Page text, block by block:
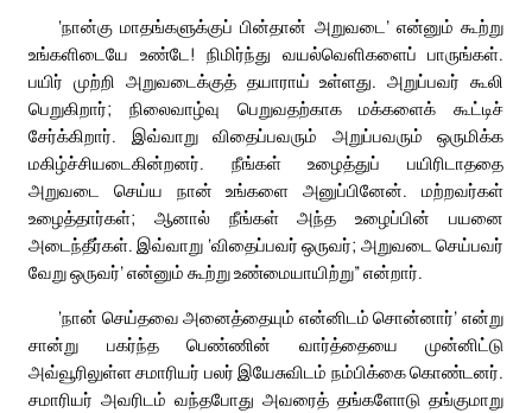
‘நான்கு மாதங்களுக்குப் பின்தான் அறுவடை’ என்னும் கூற்று
உங்களிடையே உண்டே! நிமிர்ந்து வயல்வெளிகளைப் பாருங்கள்.
பயிர் முற்றி அறுவடைக்குத் தயாராய் உள்ளது. அறுப்பவர் கூலி
பெறுகிறார்; நிலைவாழ்வு பெறுவதற்காக மக்களைக் கூட்டிச்
சேர்க்கிறார். இவ்வாறு விதைப்பவரும் அறுப்பவரும் ஒருமிக்க
மகிழ்ச்சியடைகின்றனர். நீங்கள் உழைத்துப் பயிரிடாததை
அறுவடை செய்ய நான் உங்களை அனுப்பினேன். மற்றவர்கள்
உழைத்தார்கள்; ஆனால் நீங்கள் அந்த உழைப்பின் பயனை
அடைந்தீர்கள். இவ்வாறு ‘விதைப்பவர் ஒருவர்; அறுவடை செய்பவர்
வேறு ஒருவர்’ என்னும் கூற்று உண்மையாயிற்று” என்றார்.
‘நான் செய்தவை அனைத்தையும் என்னிடம் சொன்னார்’ என்று
சான்று பகர்ந்த பெண்ணின் வார்த்தையை முன்னிட்டு
அவ்வூரிலுள்ள சமாரியர் பலர் இயேசுவிடம் நம்பிக்கை கொண்டனர்.
சமாரியர் அவரிடம் வந்தபோது அவரைத் தங்களோடு தங்குமாறு